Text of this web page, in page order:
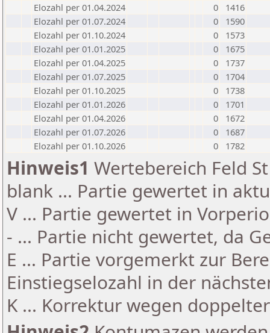
Elozahl per 01.04.2024
0
1416
Elozahl per 01.07.2024
0
1590
Elozahl per 01.10.2024
0
1573
Elozahl per 01.01.2025
0
1675
Elozahl per 01.04.2025
0
1737
Elozahl per 01.07.2025
0
1704
Elozahl per 01.10.2025
0
1738
Elozahl per 01.01.2026
0
1701
Elozahl per 01.04.2026
0
1672
Elozahl per 01.07.2026
0
1687
Elozahl per 01.10.2026
0 1782
Hinweis1 Wertebereich Feld
blank ... Partie gewertet in
V ... Partie gewertet in
- ... Partie nicht gewertet, da
E ... Partie vorgemerkt zur
Einstiegselozahl in der
K ... Korrektur wegen